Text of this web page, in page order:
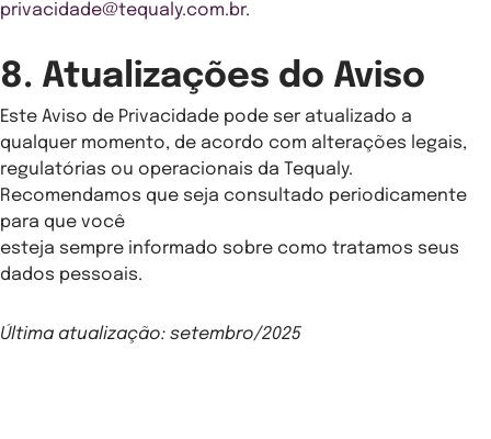
privacidade@tequaly.com.br.
8. Atualizações do Aviso
Este Aviso de Privacidade pode ser atualizado a
qualquer momento, de acordo com alterações legais,
regulatórias ou operacionais da Tequaly.
Recomendamos que seja consultado periodicamente
para que você
esteja sempre informado sobre como tratamos seus
dados pessoais.
Última atualização: setembro/2025